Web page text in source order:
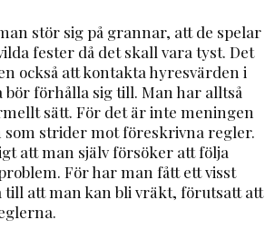
stör sig på grannar, att de spelar
fester då det skall vara tyst. Det
också att kontakta hyresvärden i
förhålla sig till. Man har alltså
sätt. För det är inte meningen
som strider mot föreskrivna regler.
att man själv försöker att följa
För har man fått ett visst
att man kan bli vräkt, förutsatt att